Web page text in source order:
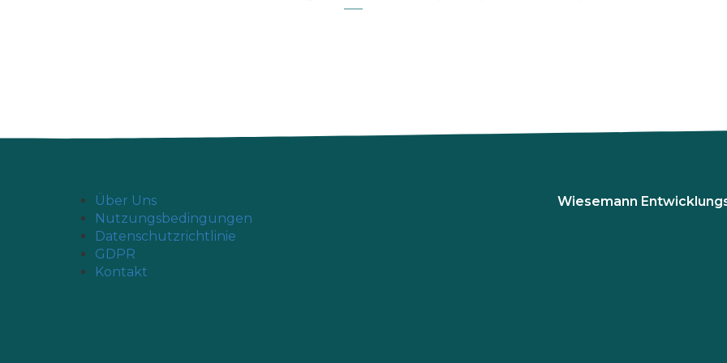
Über Uns
Nutzungsbedingungen
Datenschutzrichtlinie
GDPR
Kontakt
Wiesemann